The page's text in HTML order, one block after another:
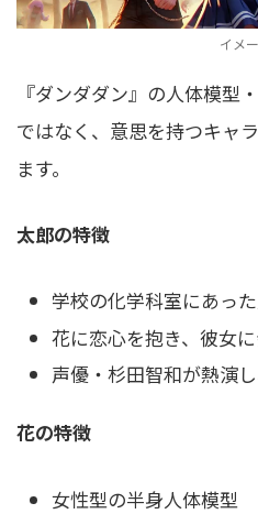
イメ
『ダンダダン』の人体模型
ではなく、意思を持つキャ
ます。
太郎の特徴
学校の化学科室にあっ
花に恋心を抱き、彼女
声優・杉田智和が熱演
花の特徴
女性型の半身人体模型